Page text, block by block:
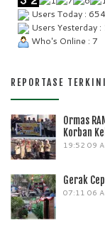
Users Today : 654
Users Yesterday
Who's Online : 7
REPORTASE TERKINI
Ormas
Korban
19:52 09
Gerak
07:11 06